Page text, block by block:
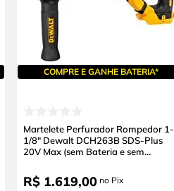
COMPRE E GANHE BATERIA*
Martelete Perfurador Rompedor 1-
1/8" Dewalt DCH263B SDS-Plus
20V Max (sem Bateria e sem
R$ 1.619,00 no Pix